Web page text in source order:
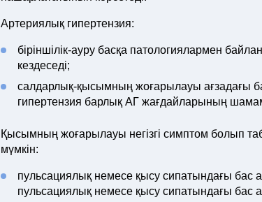
Артериялық гипертензия:
біріншілік-ауру басқа патологиялармен
кездеседі;
салдарлық-қысымның жоғарылауы ағзадағы
гипертензия барлық АГ жағдайларының
Қысымның жоғарылауы негізгі симптом болып
мүмкін:
пульсациялық немесе қысу сипатындағы
пульсациялық немесе қысу сипатындағы